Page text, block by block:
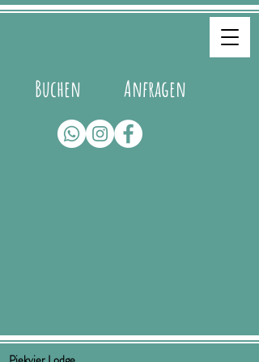
Buchen Anfragen